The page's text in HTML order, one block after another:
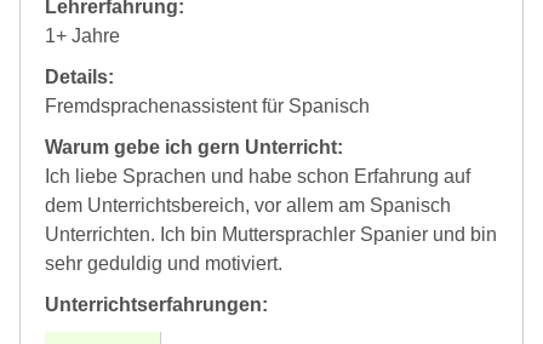
Lehrerfahrung:
1+ Jahre
Details:
Fremdsprachenassistent für Spanisch
Warum gebe ich gern Unterricht:
Ich liebe Sprachen und habe schon Erfahrung auf
dem Unterrichtsbereich, vor allem am Spanisch
Unterrichten. Ich bin Muttersprachler Spanier und bin
sehr geduldig und motiviert.
Unterrichtserfahrungen: